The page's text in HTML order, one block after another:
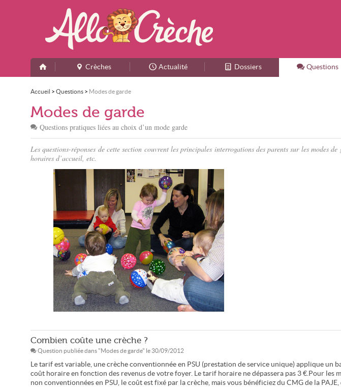
Accueil
Crèches Actualité Dossiers Questions
Accueil > Questions > Modes de garde
Modes de garde
Questions pratiques liées au choix d’un mode garde
Les questions-réponses de cette section couvrent les principales interrogations des parents sur les modes
horaires d’accueil, etc.
Des modes de gardes à bien comprendre (Jessica Merz/CC-by-
Combien coûte une crèche ?
Question publiée dans "Modes de garde" le 30/09/2012
Le tarif est variable, une crèche conventionnée en PSU (prestation de service unique) applique un
coût horaire en fonction des revenus de votre foyer. Le tarif horaire ne dépassera pas 3 €.Pour les
non conventionnées en PSU, le coût est fixé par la crèche, mais vous bénéficiez du CMG de la